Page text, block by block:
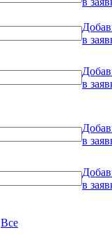
в
в
в
в
Все